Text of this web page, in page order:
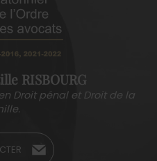
RISBOURG
Droit pénal et Droit de la